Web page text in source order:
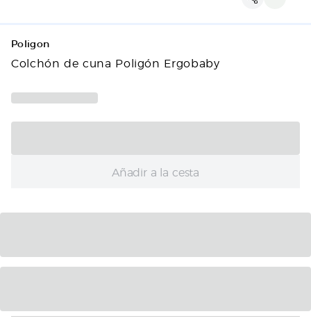
Poligon
Colchón de cuna Poligón Ergobaby
Añadir a la cesta